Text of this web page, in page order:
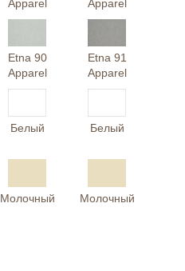
Apparel
Apparel
Etna 90
Apparel
Etna 91
Apparel
Белый Белый
Молочный Молочный